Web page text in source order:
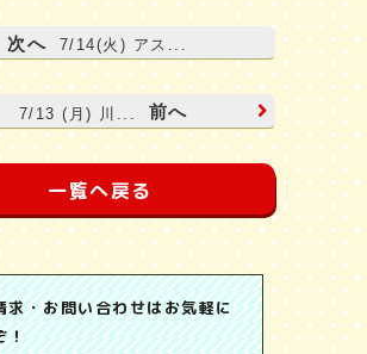
次へ 7/14(火) アス...
7/13 (月) 川... 前へ
一覧へ戻る
求・お問い合わせはお気軽に
！